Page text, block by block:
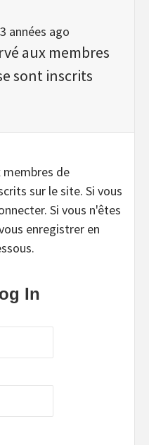
années ago
aux membres
sont inscrits
membres de
sur le site. Si vous
Si vous n'êtes
enregistrer en
In